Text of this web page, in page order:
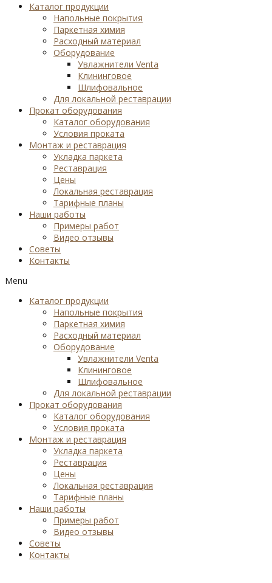
Каталог продукции
Напольные покрытия
Паркетная химия
Расходный материал
Оборудование
Увлажнители Venta
Клининговое
Шлифовальное
Для локальной реставрации
Прокат оборудования
Каталог оборудования
Условия проката
Монтаж и реставрация
Укладка паркета
Реставрация
Цены
Локальная реставрация
Тарифные планы
Наши работы
Примеры работ
Видео отзывы
Советы
Контакты
Menu
Каталог продукции
Напольные покрытия
Паркетная химия
Расходный материал
Оборудование
Увлажнители Venta
Клининговое
Шлифовальное
Для локальной реставрации
Прокат оборудования
Каталог оборудования
Условия проката
Монтаж и реставрация
Укладка паркета
Реставрация
Цены
Локальная реставрация
Тарифные планы
Наши работы
Примеры работ
Видео отзывы
Советы
Контакты